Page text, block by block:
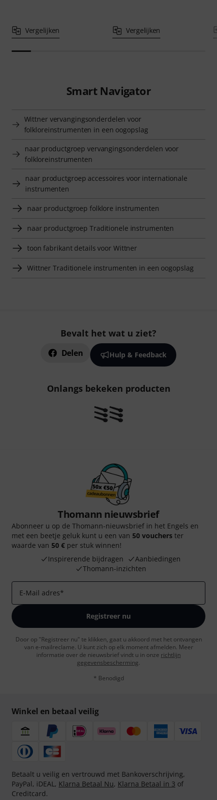
Vergelijken Vergelijken
Smart Navigator
Wittner vervangingsonderdelen voor
folkloreinstrumenten in een oogopslag
naar productgroep vervangingsonderdelen voor
folkloreinstrumenten
naar productgroep accessoires voor internationale
instrumenten
naar productgroep folklore instrumenten
naar productgroep Traditionele instrumenten
toon fabrikant details voor Wittner
Wittner Traditionele instrumenten in een oogopslag
Bevalt het wat u ziet?
Delen Hulp & Feedback
Onlangs bekeken producten
Thomann nieuwsbrief
Abonneer u op de Thomann-nieuwsbrief in het Engels en
met een beetje geluk kunt u een van 50 vouchers ter
waarde van 50 € per stuk winnen!
Inspirerende bijdragen
Aanbiedingen
Thomann-inzichten
E-Mail adres*
Registreer nu
Door op "Registreer nu" te klikken, gaat u akkoord met het ontvangen
van e-mailreclame. U kunt zich op elk moment afmelden. Meer
informatie over de nieuwsbrief vindt u in onze richtlijn
gegevensbescherming.
* Benodigd
Winkel en betaal veilig
Betaalt u veilig en vertrouwd met Bankoverschrijving,
PayPal, iDEAL, Klarna Betaal Nu, Klarna Betaal in 3 of
Creditcard.